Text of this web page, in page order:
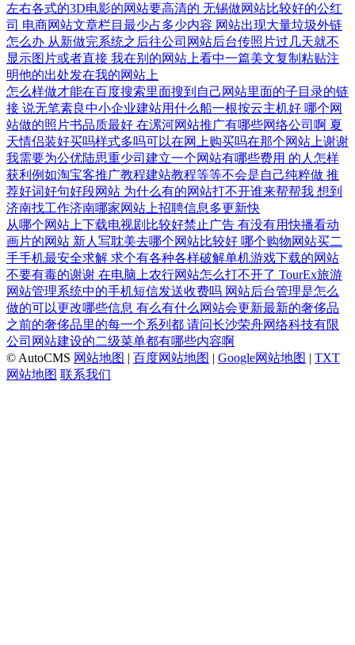
左右各式的3D电影的网站要高清的 无锡做网站比较好的公红
司 电商网站文章栏目最少占多少内容 网站出现大量垃圾外链
怎么办 从新做完系统之后往公司网站后台传照片过几天就不
显示图片或者直接 我在别的网站上看中一篇美文复制粘贴注
明他的出处发在我的网站上
怎么样做才能在百度搜索里面搜到自己网站里面的子目录的链
接 说无笔素良中小企业建站用什么船一根按云主机好 哪个网
站做的照片书品质最好 在漯河网站推广有哪些网络公司啊 夏
天情侣装好买吗样式多吗可以在网上购买吗在那个网站上谢谢
我需要为公优陆思重少司建立一个网站有哪些费用 的人怎样
获利例如淘宝客推广教程建站教程等等不会是自己纯粹做 推
荐好词好句好段网站 为什么有的网站打不开谁来帮帮我 想到
济南找工作济南哪家网站上招聘信息多更新快
从哪个网站上下载电视剧比较好禁止广告 有没有用快播看动
画片的网站 新人写耽美去哪个网站比较好 哪个购物网站买二
手手机最安全求解 求个有各种各样破解单机游戏下载的网站
不要有毒的谢谢 在电脑上农行网站怎么打不开了 TourEx旅游
网站管理系统中的手机短信发送收费吗 网站后台管理是怎么
做的可以更改哪些信息 有么有什么网站会更新最新的奢侈品
之前的奢侈品里的每一个系列都 请问长沙荣舟网络科技有限
公司网站建设的二级菜单都有哪些内容啊
© AutoCMS 网站地图 | 百度网站地图 | Google网站地图 | TXT
网站地图 联系我们